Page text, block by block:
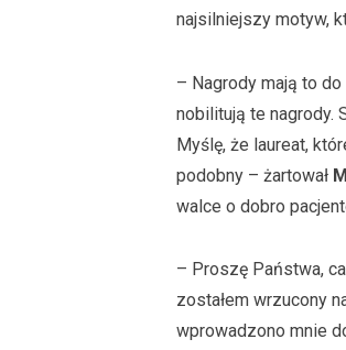
najsilniejszy motyw,
– Nagrody mają to
nobilitują te nagrody.
Myślę, że laureat,
podobny – żartował
walce o dobro
– Proszę Państwa,
zostałem wrzucony
wprowadzono mnie